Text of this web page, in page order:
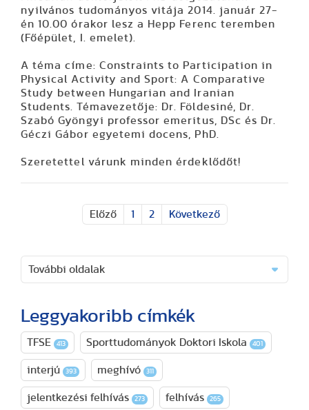
nyilvános tudományos vitája 2014. január 27-
én 10.00 órakor lesz a Hepp Ferenc teremben
(Főépület, I. emelet).
A téma címe: Constraints to Participation in
Physical Activity and Sport: A Comparative
Study between Hungarian and Iranian
Students. Témavezetője: Dr. Földesiné, Dr.
Szabó Gyöngyi professor emeritus, DSc és Dr.
Géczi Gábor egyetemi docens, PhD.
Szeretettel várunk minden érdeklődőt!
Előző 1 2 Következő
További oldalak
Leggyakoribb címkék
TFSE 413 Sporttudományok Doktori Iskola 401
interjú 393 meghívó 311
jelentkezési felhívás 273 felhívás 265